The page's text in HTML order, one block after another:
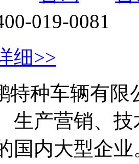
019-0081
细>>
特种车辆有限
生产营销、
国内大型企